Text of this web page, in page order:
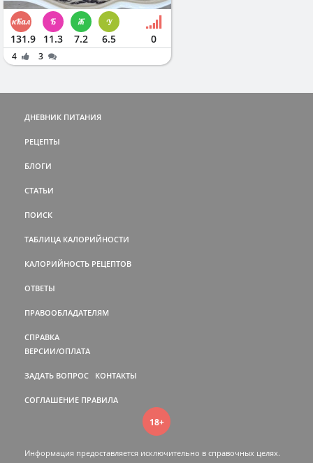
131.9 11.3 7.2 6.5 0
4 3
ДНЕВНИК ПИТАНИЯ
РЕЦЕПТЫ
БЛОГИ
СТАТЬИ
ПОИСК
ТАБЛИЦА КАЛОРИЙНОСТИ
КАЛОРИЙНОСТЬ РЕЦЕПТОВ
ОТВЕТЫ
ПРАВООБЛАДАТЕЛЯМ
СПРАВКА
ВЕРСИИ/ОПЛАТА
ЗАДАТЬ ВОПРОС КОНТАКТЫ
СОГЛАШЕНИЕ ПРАВИЛА
18+
Информация предоставляется исключительно в справочных целях.